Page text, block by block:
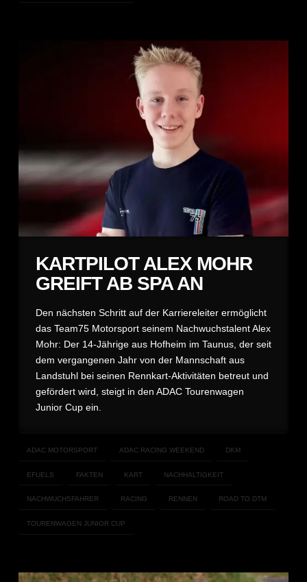
KARTPILOT ALEX MOHR
GREIFT AB SPA AN
Den nächsten Schritt auf der Karriereleiter ermöglicht
das Team75 Motorsport seinem Nachwuchstalent Alex
Mohr: Der 14-Jährige aus Hofheim im Taunus, der seit
dem vergangenen Jahr von der Mannschaft aus
Landstuhl bei seinen Rennkart-Aktivitäten betreut und
gefördert wird, steigt in den ADAC Tourenwagen
Junior Cup ein.
ADAC MOTORSPORT ADAC RACING WEEKEND DKM
EFUELS FAKTEN KART NACHHALTIGKEIT
NACHWUCHSFAHRER RACING RENNEN ROAD TO DTM
TOURENWAGEN JUNIOR CUP